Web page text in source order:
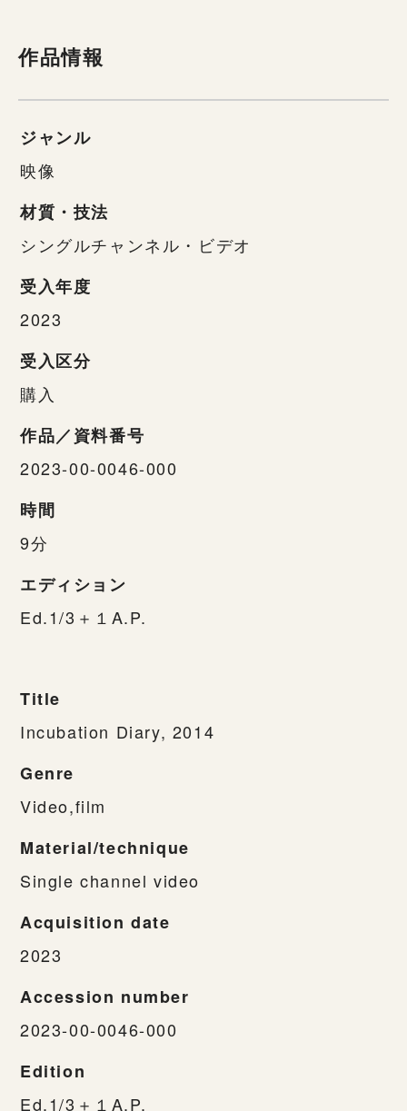
作品情報
ジャンル
映像
材質・技法
シングルチャンネル・ビデオ
受入年度
2023
受入区分
購入
作品／資料番号
2023-00-0046-000
時間
9分
エディション
Ed.1/3＋１A.P.
Title
Incubation Diary, 2014
Genre
Video,film
Material/technique
Single channel video
Acquisition date
2023
Accession number
2023-00-0046-000
Edition
Ed.1/3＋１A.P.